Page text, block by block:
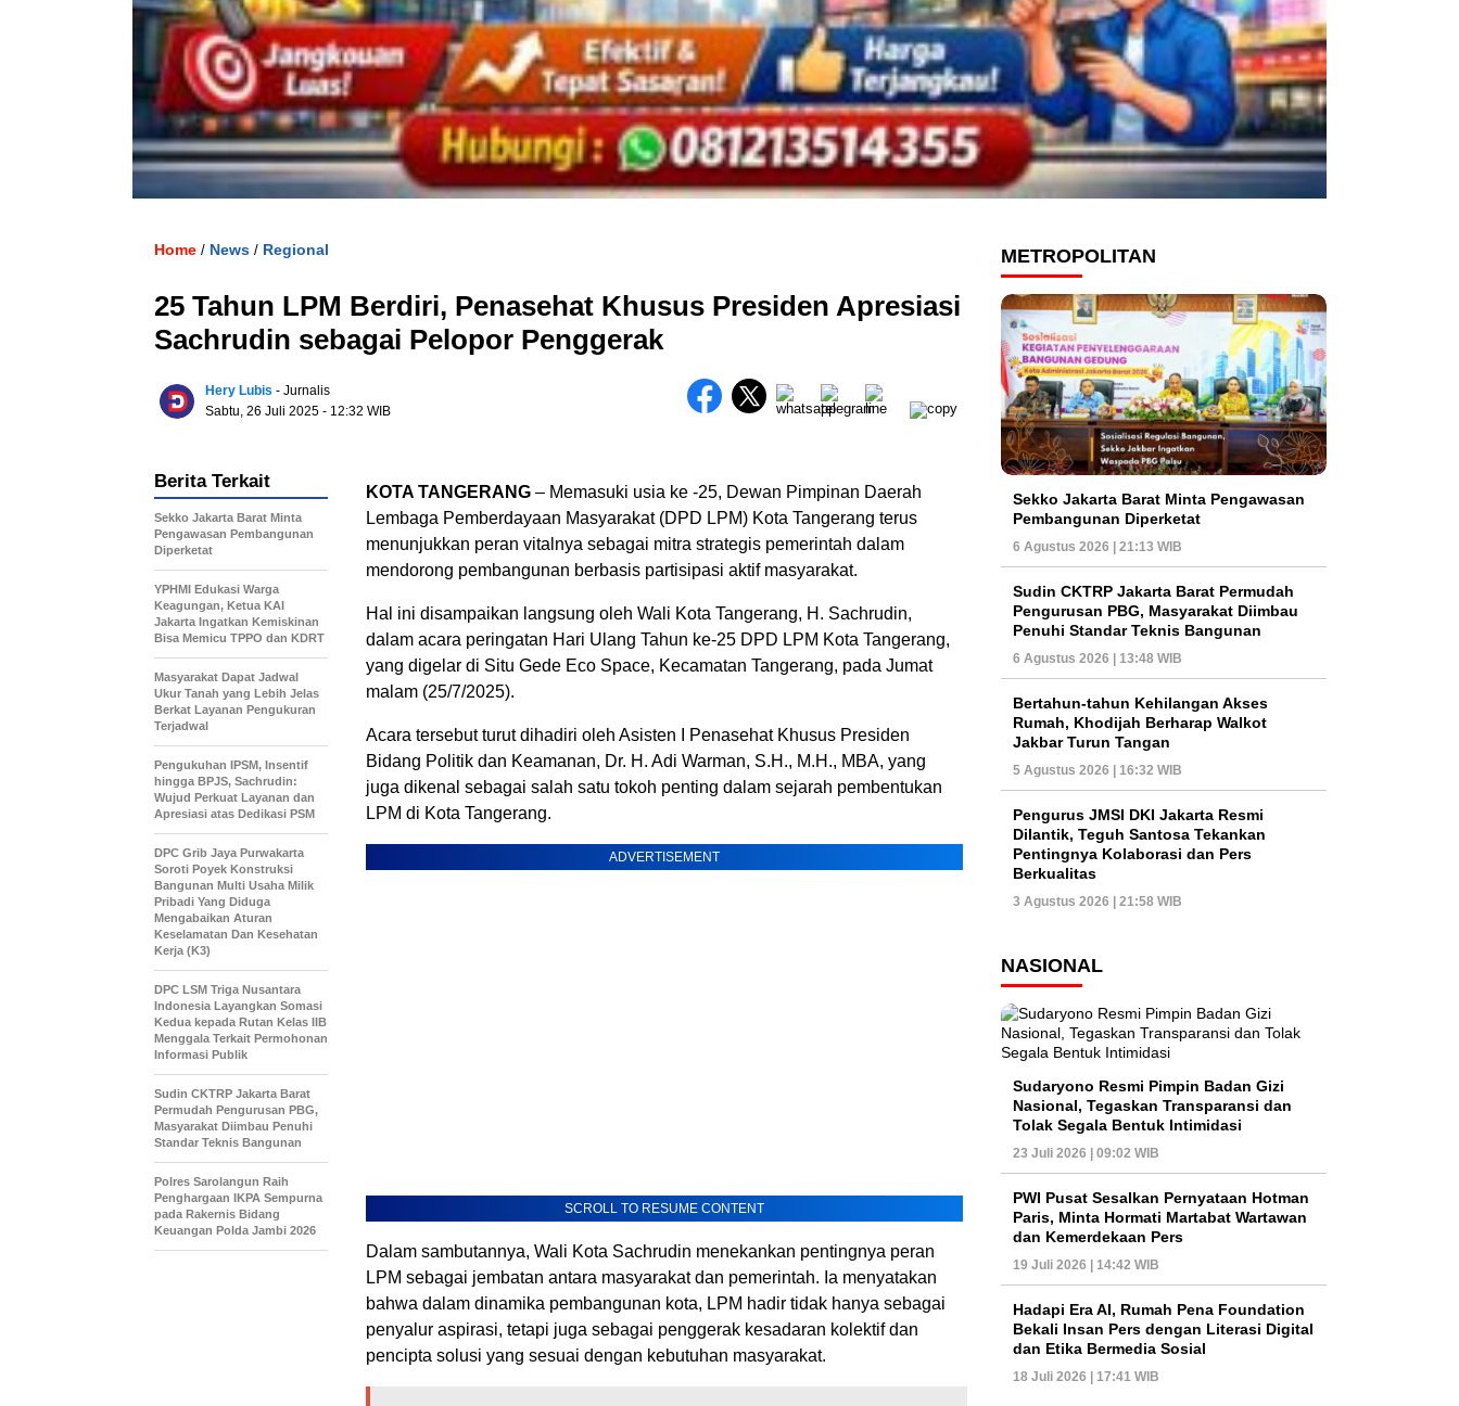
Home / News / Regional
25 Tahun LPM Berdiri, Penasehat Khusus Presiden Apresiasi
Sachrudin sebagai Pelopor Penggerak
Hery Lubis - Jurnalis
Sabtu, 26 Juli 2025 - 12:32 WIB
KOTA TANGERANG – Memasuki usia ke -25, Dewan Pimpinan Daerah
Lembaga Pemberdayaan Masyarakat (DPD LPM) Kota Tangerang terus
menunjukkan peran vitalnya sebagai mitra strategis pemerintah dalam
mendorong pembangunan berbasis partisipasi aktif masyarakat.
Hal ini disampaikan langsung oleh Wali Kota Tangerang, H. Sachrudin,
dalam acara peringatan Hari Ulang Tahun ke-25 DPD LPM Kota Tangerang,
yang digelar di Situ Gede Eco Space, Kecamatan Tangerang, pada Jumat
malam (25/7/2025).
Acara tersebut turut dihadiri oleh Asisten I Penasehat Khusus Presiden
Bidang Politik dan Keamanan, Dr. H. Adi Warman, S.H., M.H., MBA, yang
juga dikenal sebagai salah satu tokoh penting dalam sejarah pembentukan
LPM di Kota Tangerang.
ADVERTISEMENT
SCROLL TO RESUME CONTENT
Dalam sambutannya, Wali Kota Sachrudin menekankan pentingnya peran
LPM sebagai jembatan antara masyarakat dan pemerintah. Ia menyatakan
bahwa dalam dinamika pembangunan kota, LPM hadir tidak hanya sebagai
penyalur aspirasi, tetapi juga sebagai penggerak kesadaran kolektif dan
pencipta solusi yang sesuai dengan kebutuhan masyarakat.
Berita Terkait
Sekko Jakarta Barat Minta
Pengawasan Pembangunan
Diperketat
YPHMI Edukasi Warga
Keagungan, Ketua KAI
Jakarta Ingatkan Kemiskinan
Bisa Memicu TPPO dan KDRT
Masyarakat Dapat Jadwal
Ukur Tanah yang Lebih Jelas
Berkat Layanan Pengukuran
Terjadwal
Pengukuhan IPSM, Insentif
hingga BPJS, Sachrudin:
Wujud Perkuat Layanan dan
Apresiasi atas Dedikasi PSM
DPC Grib Jaya Purwakarta
Soroti Poyek Konstruksi
Bangunan Multi Usaha Milik
Pribadi Yang Diduga
Mengabaikan Aturan
Keselamatan Dan Kesehatan
Kerja (K3)
DPC LSM Triga Nusantara
Indonesia Layangkan Somasi
Kedua kepada Rutan Kelas IIB
Menggala Terkait Permohonan
Informasi Publik
Sudin CKTRP Jakarta Barat
Permudah Pengurusan PBG,
Masyarakat Diimbau Penuhi
Standar Teknis Bangunan
Polres Sarolangun Raih
Penghargaan IKPA Sempurna
pada Rakernis Bidang
Keuangan Polda Jambi 2026
METROPOLITAN
Sekko Jakarta Barat Minta Pengawasan
Pembangunan Diperketat
6 Agustus 2026 | 21:13 WIB
Sudin CKTRP Jakarta Barat Permudah
Pengurusan PBG, Masyarakat Diimbau
Penuhi Standar Teknis Bangunan
6 Agustus 2026 | 13:48 WIB
Bertahun-tahun Kehilangan Akses
Rumah, Khodijah Berharap Walkot
Jakbar Turun Tangan
5 Agustus 2026 | 16:32 WIB
Pengurus JMSI DKI Jakarta Resmi
Dilantik, Teguh Santosa Tekankan
Pentingnya Kolaborasi dan Pers
Berkualitas
3 Agustus 2026 | 21:58 WIB
NASIONAL
Sudaryono Resmi Pimpin Badan Gizi
Nasional, Tegaskan Transparansi dan
Tolak Segala Bentuk Intimidasi
23 Juli 2026 | 09:02 WIB
PWI Pusat Sesalkan Pernyataan Hotman
Paris, Minta Hormati Martabat Wartawan
dan Kemerdekaan Pers
19 Juli 2026 | 14:42 WIB
Hadapi Era AI, Rumah Pena Foundation
Bekali Insan Pers dengan Literasi Digital
dan Etika Bermedia Sosial
18 Juli 2026 | 17:41 WIB